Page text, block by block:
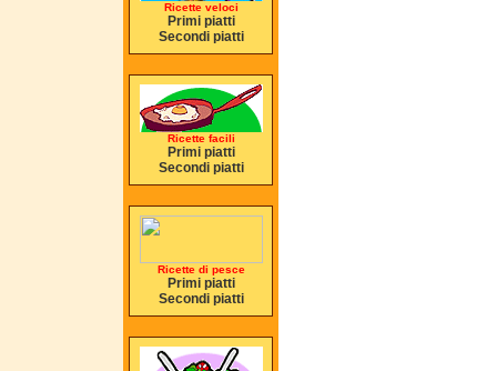
Ricette veloci
Primi piatti
Secondi piatti
Ricette facili
Primi piatti
Secondi piatti
Ricette di pesce
Primi piatti
Secondi piatti